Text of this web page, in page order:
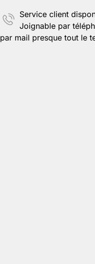
Service client
Joignable par
par mail presque tout le